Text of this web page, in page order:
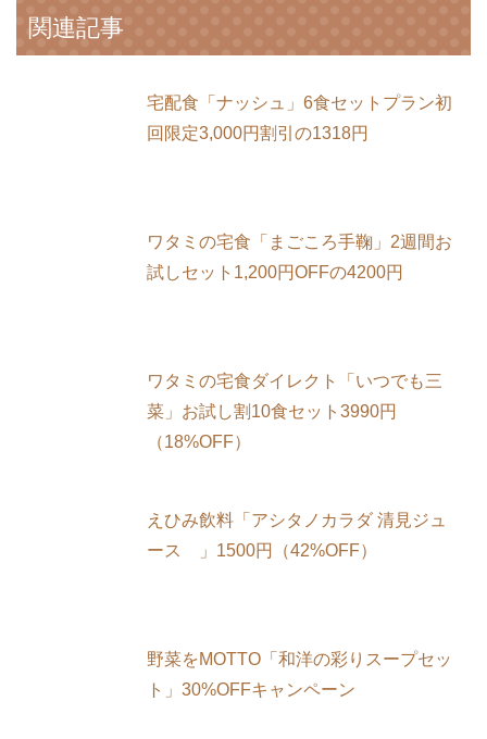
関連記事
宅配食「ナッシュ」6食セットプラン初
回限定3,000円割引の1318円
ワタミの宅食「まごころ手鞠」2週間お
試しセット1,200円OFFの4200円
ワタミの宅食ダイレクト「いつでも三
菜」お試し割10食セット3990円
（18%OFF）
えひみ飲料「アシタノカラダ 清見ジュ
ース 」1500円（42%OFF）
野菜をMOTTO「和洋の彩りスープセッ
ト」30%OFFキャンペーン